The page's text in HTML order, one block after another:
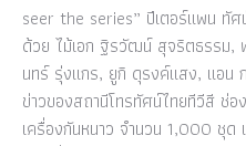
seer the series” ปีเตอร์แพน ทั
ด้วย ไม้เอก ฐิรวัฒน์ สุจริตธรรม
นทร์ รุ่งแกร, ยูกิ ดุรงค์แสง, แอน
ข่าวของสถานีโทรทัศน์ไทยทีวีสี ช่
เครื่องกันหนาว จำนวน 1,000 ชุด